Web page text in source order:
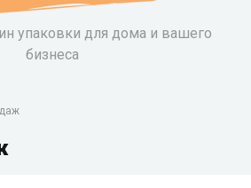
упаковки для дома и вашего
бизнеса